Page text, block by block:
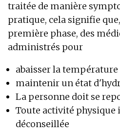
traitée de manière
pratique, cela signifie
première phase, des
administrés pour
abaisser la température
maintenir un état
La personne doit se
Toute activité
déconseillée